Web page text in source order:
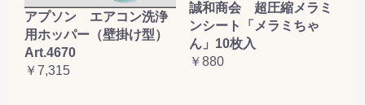
アプソン エアコン洗浄
用ホッパー（壁掛け型）
Art.4670
￥7,315
誠和商会 超圧縮メラミ
ンシート「メラミちゃ
ん」10枚入
￥880